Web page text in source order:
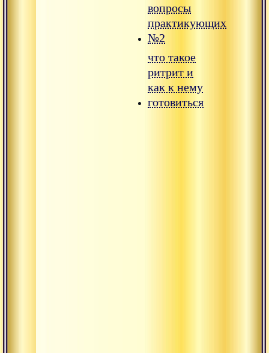
вопросы
практикующих
№2
что такое
ритрит и
как к нему
готовиться